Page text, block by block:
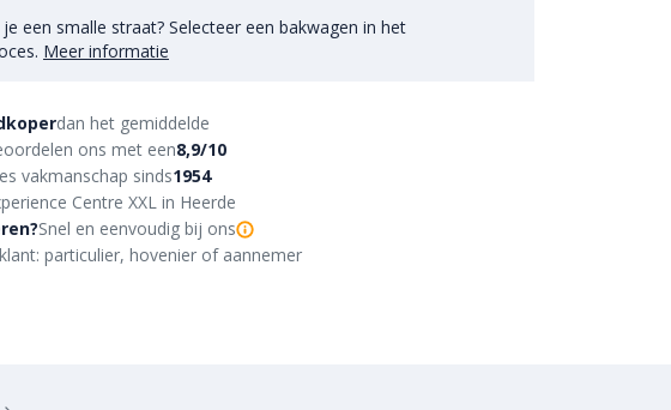
je een smalle straat? Selecteer een bakwagen in het
Meer informatie
dan het gemiddelde
ons met een8,9/10
vakmanschap sinds1954
Centre XXL in Heerde
Snel en eenvoudig bij ons
particulier, hovenier of aannemer